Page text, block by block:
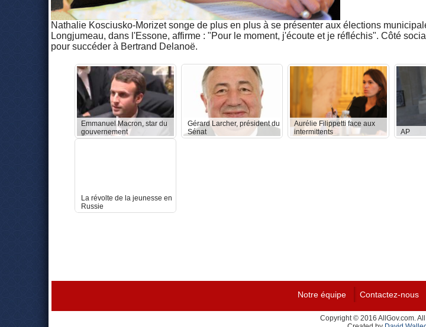
Nathalie Kosciusko-Morizet songe de plus en plus à se présenter aux élections
Longjumeau, dans l'Essone, affirme : "Pour le moment, j'écoute et je réfléchis". Côté
pour succéder à Bertrand Delanoë.
Emmanuel Macron, star du
gouvernement
Gérard Larcher, président du
Sénat
Aurélie Filippetti face aux
intermittents
AP
La révolte de la jeunesse en
Russie
Notre équipe Contactez-nous
Copyright © 2016 AllGov.com.